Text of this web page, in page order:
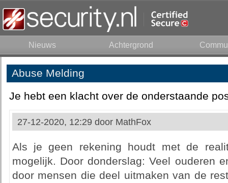
Nieuws Achtergrond
Abuse Melding
Je hebt een klacht over de onderstaande
27-12-2020, 12:29 door MathFox
Als je geen rekening houdt met de
mogelijk. Door donderslag: Veel ouderen
door mensen die deel uitmaken van de